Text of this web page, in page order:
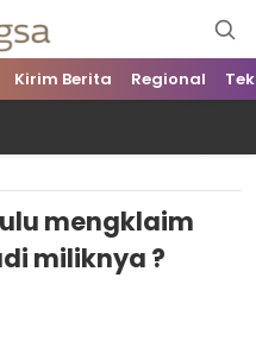
Kirim Berita Regional
mengklaim
miliknya ?